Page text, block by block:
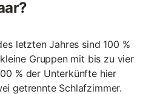
letzten Jahres sind 100 %
Gruppen mit bis zu vier
% der Unterkünfte hier
getrennte Schlafzimmer.